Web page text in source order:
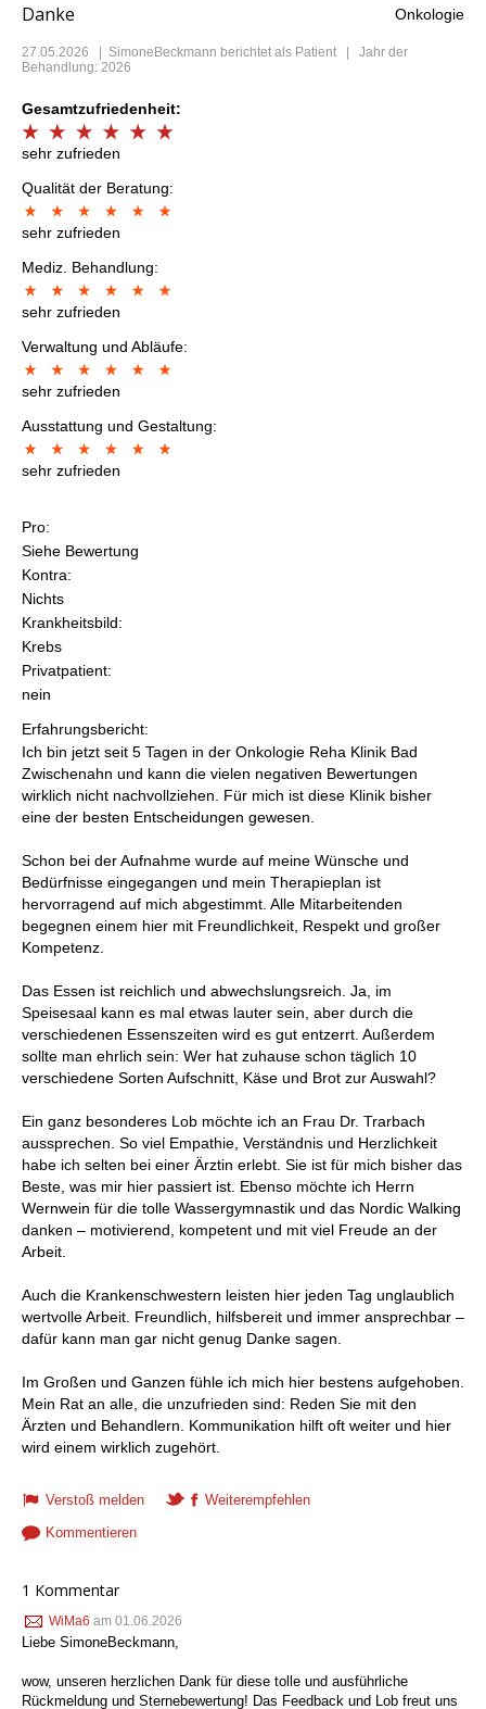
Danke Onkologie
27.05.2026 | SimoneBeckmann berichtet als Patient | Jahr der
Behandlung: 2026
Gesamtzufriedenheit:
sehr zufrieden
Qualität der Beratung:
sehr zufrieden
Mediz. Behandlung:
sehr zufrieden
Verwaltung und Abläufe:
sehr zufrieden
Ausstattung und Gestaltung:
sehr zufrieden
Pro:
Siehe Bewertung
Kontra:
Nichts
Krankheitsbild:
Krebs
Privatpatient:
nein
Erfahrungsbericht:
Ich bin jetzt seit 5 Tagen in der Onkologie Reha Klinik Bad
Zwischenahn und kann die vielen negativen Bewertungen
wirklich nicht nachvollziehen. Für mich ist diese Klinik bisher
eine der besten Entscheidungen gewesen.
Schon bei der Aufnahme wurde auf meine Wünsche und
Bedürfnisse eingegangen und mein Therapieplan ist
hervorragend auf mich abgestimmt. Alle Mitarbeitenden
begegnen einem hier mit Freundlichkeit, Respekt und großer
Kompetenz.
Das Essen ist reichlich und abwechslungsreich. Ja, im
Speisesaal kann es mal etwas lauter sein, aber durch die
verschiedenen Essenszeiten wird es gut entzerrt. Außerdem
sollte man ehrlich sein: Wer hat zuhause schon täglich 10
verschiedene Sorten Aufschnitt, Käse und Brot zur Auswahl?
Ein ganz besonderes Lob möchte ich an Frau Dr. Trarbach
aussprechen. So viel Empathie, Verständnis und Herzlichkeit
habe ich selten bei einer Ärztin erlebt. Sie ist für mich bisher das
Beste, was mir hier passiert ist. Ebenso möchte ich Herrn
Wernwein für die tolle Wassergymnastik und das Nordic Walking
danken – motivierend, kompetent und mit viel Freude an der
Arbeit.
Auch die Krankenschwestern leisten hier jeden Tag unglaublich
wertvolle Arbeit. Freundlich, hilfsbereit und immer ansprechbar –
dafür kann man gar nicht genug Danke sagen.
Im Großen und Ganzen fühle ich mich hier bestens aufgehoben.
Mein Rat an alle, die unzufrieden sind: Reden Sie mit den
Ärzten und Behandlern. Kommunikation hilft oft weiter und hier
wird einem wirklich zugehört.
Verstoß melden
Weiterempfehlen
Kommentieren
1 Kommentar
WiMa6 am 01.06.2026
Liebe SimoneBeckmann,
wow, unseren herzlichen Dank für diese tolle und ausführliche
Rückmeldung und Sternebewertung! Das Feedback und Lob freut uns